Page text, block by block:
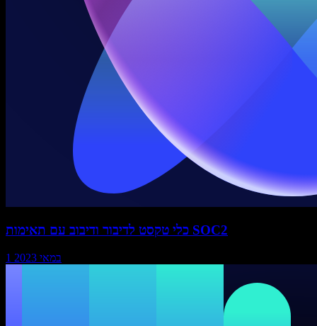
כלי טקסט לדיבור ודיבוב עם תאימות SOC2
1 במאי 2023